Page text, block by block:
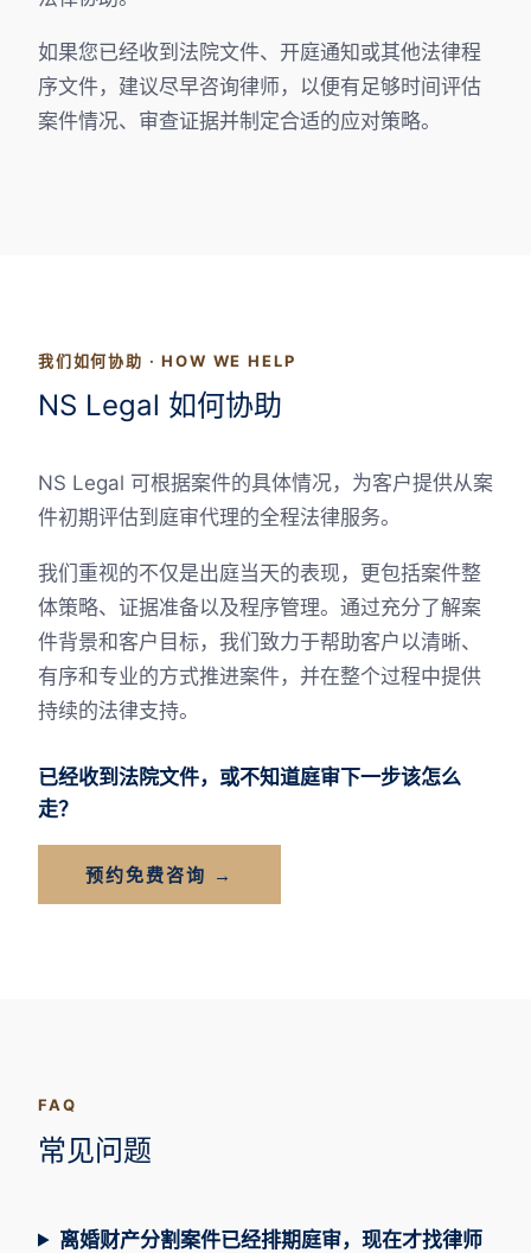
如果您已经收到法院文件、开庭通知或其他法律程
序文件，建议尽早咨询律师，以便有足够时间评估
案件情况、审查证据并制定合适的应对策略。
我们如何协助 · HOW WE HELP
NS Legal 如何协助
NS Legal 可根据案件的具体情况，为客户提供从案
件初期评估到庭审代理的全程法律服务。
我们重视的不仅是出庭当天的表现，更包括案件整
体策略、证据准备以及程序管理。通过充分了解案
件背景和客户目标，我们致力于帮助客户以清晰、
有序和专业的方式推进案件，并在整个过程中提供
持续的法律支持。
已经收到法院文件，或不知道庭审下一步该怎么
走？
预约免费咨询 →
FAQ
常见问题
离婚财产分割案件已经排期庭审，现在才找律师